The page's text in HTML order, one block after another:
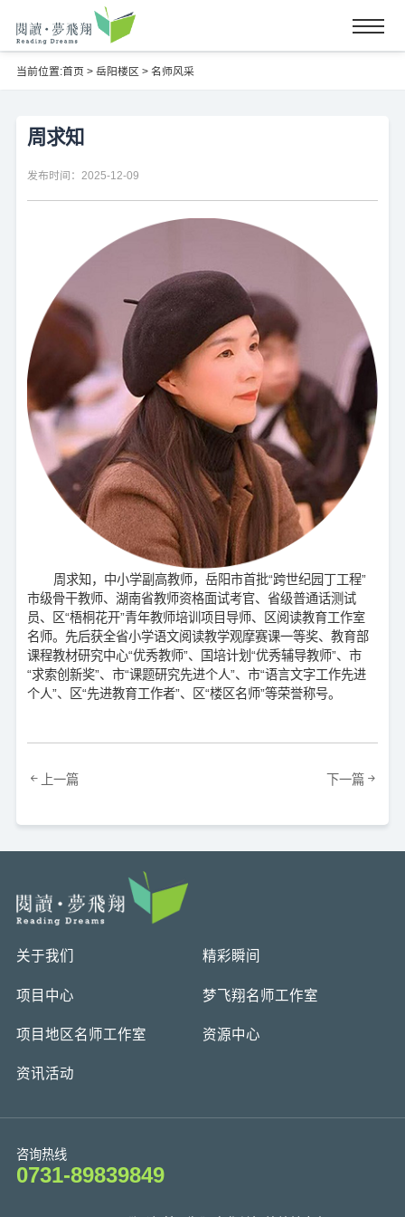
当前位置:首页 > 岳阳楼区 > 名师风采
周求知
发布时间：2025-12-09
周求知，中小学副高教师，岳阳市首批“跨世纪园丁工程”
市级骨干教师、湖南省教师资格面试考官、省级普通话测试
员、区“梧桐花开”青年教师培训项目导师、区阅读教育工作室
名师。先后获全省小学语文阅读教学观摩赛课一等奖、教育部
课程教材研究中心“优秀教师”、国培计划“优秀辅导教师”、市
“求索创新奖”、市“课题研究先进个人”、市“语言文字工作先进
个人”、区“先进教育工作者”、区“楼区名师”等荣誉称号。
上一篇 下一篇
关于我们 精彩瞬间
项目中心 梦飞翔名师工作室
项目地区名师工作室 资源中心
资讯活动
咨询热线
0731-89839849